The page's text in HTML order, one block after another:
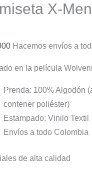
X-
Hacemos envíos a
en la película
Prenda: 100% Algodón
contener poliéster)
Estampado: Vinilo Textil
Envíos a todo Colombia
de alta calidad